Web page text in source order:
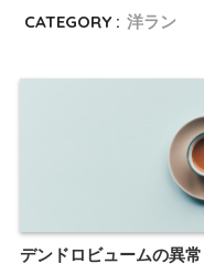
CATEGORY : 洋ラン
デンドロビュームの異常